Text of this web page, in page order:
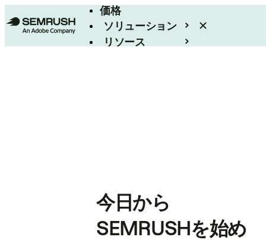
価格
ソリューション
リソース
今日から
SEMRUSHを始め